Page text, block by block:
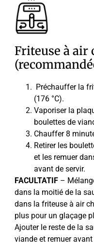
Friteuse à air
Préchauffer la
(176 °C).
Vaporiser la
boulettes de
Chauffer 8
Retirer les
et les remuer
avant de servir.
FACULTATIF –
dans la moitié de la
dans la friteuse à air
plus pour un glaçage
Ajouter le reste de la
viande et remuer avant